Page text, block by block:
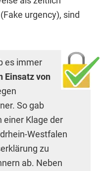
urgency), sind
es immer
Einsatz von
So gab
einer Klage der
Westfalen
zu
ab. Neben